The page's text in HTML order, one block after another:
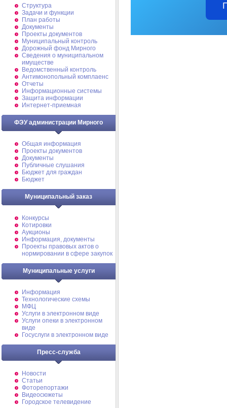
Структура
Задачи и функции
План работы
Документы
Проекты документов
Муниципальный контроль
Дорожный фонд Мирного
Cведения о муниципальном
имуществе
Ведомственный контроль
Антимонопольный комплаенс
Отчеты
Информационные системы
Защита информации
Интернет-приемная
ФЭУ администрации Мирного
Общая информация
Проекты документов
Документы
Публичные слушания
Бюджет для граждан
Бюджет
Муниципальный заказ
Конкурсы
Котировки
Аукционы
Информация, документы
Проекты правовых актов о
нормировании в сфере закупок
Муниципальные услуги
Информация
Технологические схемы
МФЦ
Услуги в электронном виде
Услуги опеки в электронном
виде
Госуслуги в электронном виде
Пресс-служба
Новости
Статьи
Фоторепортажи
Видеосюжеты
Городское телевидение